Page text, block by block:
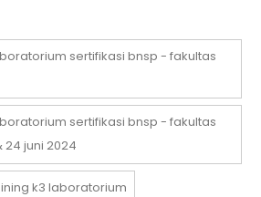
sertifikasi bnsp - fakultas
sertifikasi bnsp - fakultas
24 juni 2024
k3 laboratorium